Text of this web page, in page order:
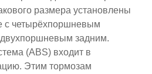
размера установлены
с четырёхпоршневым
задним.
(ABS) входит в
Этим тормозам